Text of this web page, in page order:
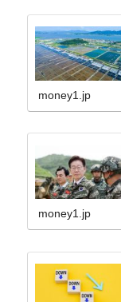
money1.jp
money1.jp